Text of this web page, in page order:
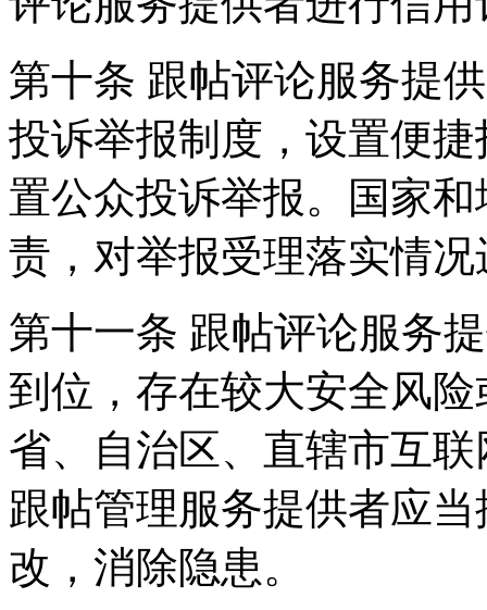
第十条 跟帖评论服务提
投诉举报制度，设置便
置公众投诉举报。国家
责，对举报受理落实情
第十一条 跟帖评论服务
到位，存在较大安全风
省、自治区、直辖市互
跟帖管理服务提供者应
改，消除隐患。